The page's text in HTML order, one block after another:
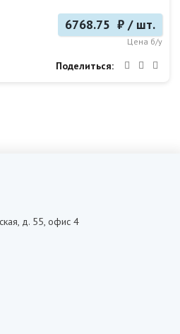
6768.75 ₽ / шт.
Цена б/у
Поделиться
д. 55, офис 4